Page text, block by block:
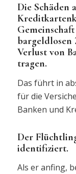
Die Schäden
bargeldlosen
Verlust von
tragen.
Das führt in
für die
Banken und
Der
identifiziert.
Als er anfing,